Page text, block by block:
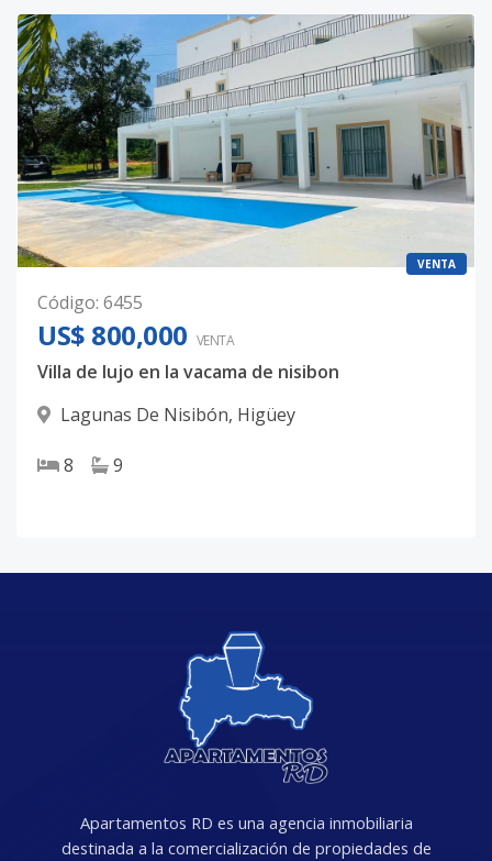
VENTA
Código: 6455
US$ 800,000 VENTA
Villa de lujo en la vacama de nisibon
Lagunas De Nisibón, Higüey
8 9
Apartamentos RD es una agencia inmobiliaria
destinada a la comercialización de propiedades de